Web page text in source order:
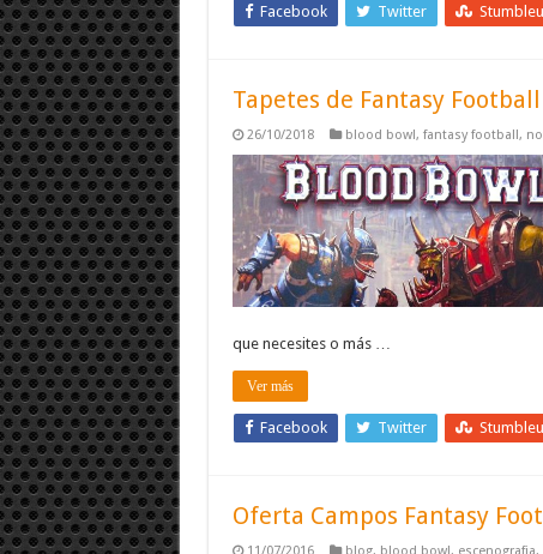
Facebook Twitter
Tapetes de Fantasy
26/10/2018 blood bowl, fantasy football,
que necesites o más …
Ver más
Facebook Twitter
Oferta Campos Fantasy
11/07/2016 blog, blood bowl, escenografia,